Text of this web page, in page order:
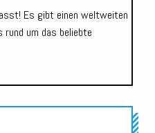
Es gibt einen weltweiten
um das beliebte
Audio-